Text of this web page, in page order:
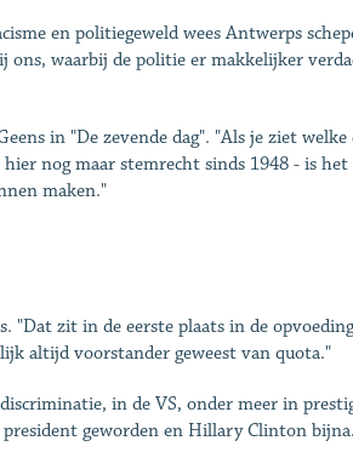
en politiegeweld wees Antwerps
ons, waarbij de politie er makkelijker
in "De zevende dag". "Als je ziet
nog maar stemrecht sinds 1948 - is
maken."
"Dat zit in de eerste plaats in de
altijd voorstander geweest van quota."
in de VS, onder meer in
president geworden en Hillary Clinton